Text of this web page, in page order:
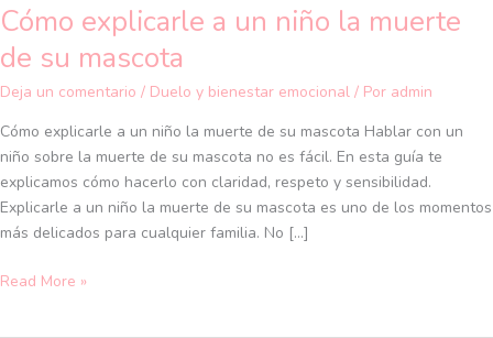
Cómo explicarle a un niño la muerte
de su mascota
Deja un comentario / Duelo y bienestar emocional / Por admin
Cómo explicarle a un niño la muerte de su mascota Hablar con un
niño sobre la muerte de su mascota no es fácil. En esta guía te
explicamos cómo hacerlo con claridad, respeto y sensibilidad.
Explicarle a un niño la muerte de su mascota es uno de los momentos
más delicados para cualquier familia. No […]
Read More »